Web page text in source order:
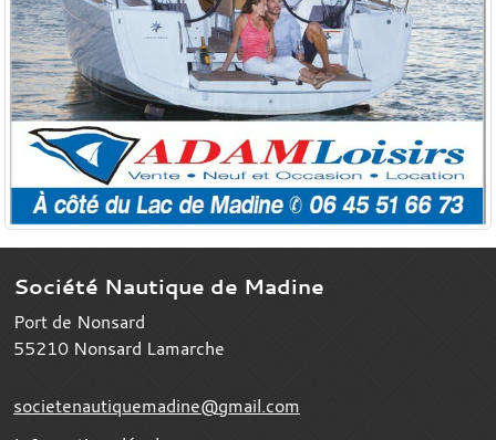
Société Nautique de Madine
Port de Nonsard
55210 Nonsard Lamarche
societenautiquemadine@gmail.com